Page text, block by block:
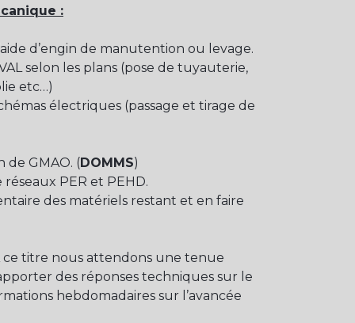
:
d’engin de manutention ou levage.
selon les plans (pose de tuyauterie,
etc…)
électriques (passage et tirage de
GMAO. (DOMMS)
PER et PEHD.
des matériels restant et en faire
ce titre nous attendons une tenue
des réponses techniques sur le
hebdomadaires sur l’avancée